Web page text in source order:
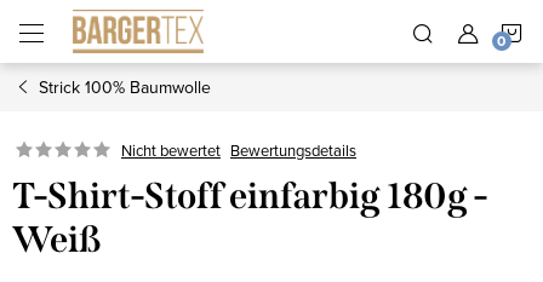
Inhalt
springen
Strick 100% Baumwolle
Nicht bewertet Bewertungsdetails
T-Shirt-Stoff einfarbig 180g -
Weiß